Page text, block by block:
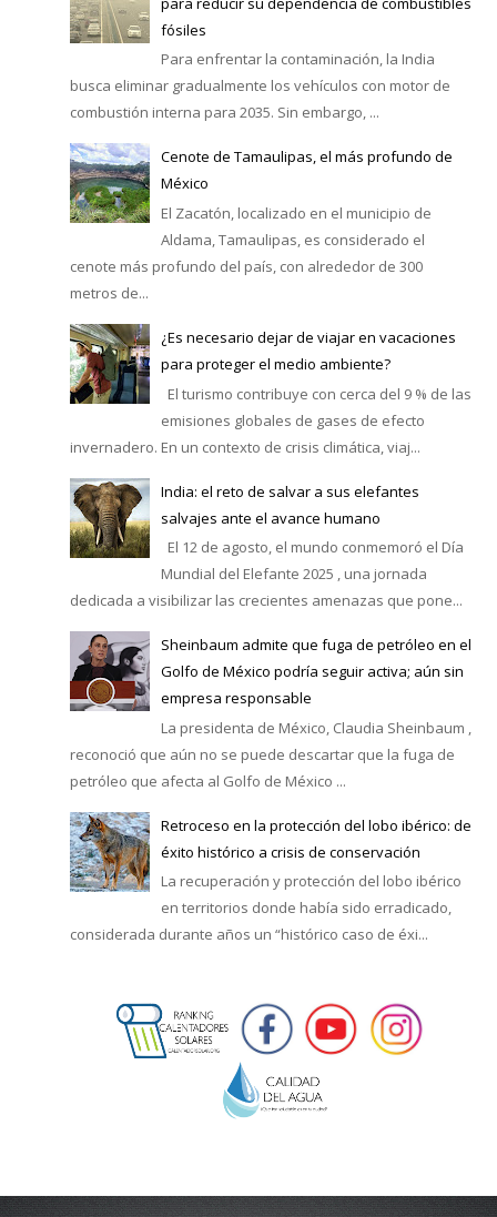
fósiles
Para enfrentar la contaminación, la India
busca eliminar gradualmente los vehículos con motor de
combustión interna para 2035. Sin embargo, ...
Cenote de Tamaulipas, el más profundo de
México
El Zacatón, localizado en el municipio de
Aldama, Tamaulipas, es considerado el
cenote más profundo del país, con alrededor de 300
metros de...
¿Es necesario dejar de viajar en vacaciones
para proteger el medio ambiente?
El turismo contribuye con cerca del 9 % de las
emisiones globales de gases de efecto
invernadero. En un contexto de crisis climática, viaj...
India: el reto de salvar a sus elefantes
salvajes ante el avance humano
El 12 de agosto, el mundo conmemoró el Día
Mundial del Elefante 2025 , una jornada
dedicada a visibilizar las crecientes amenazas que pone...
Sheinbaum admite que fuga de petróleo en el
Golfo de México podría seguir activa; aún sin
empresa responsable
La presidenta de México, Claudia Sheinbaum ,
reconoció que aún no se puede descartar que la fuga de
petróleo que afecta al Golfo de México ...
Retroceso en la protección del lobo ibérico: de
éxito histórico a crisis de conservación
La recuperación y protección del lobo ibérico
en territorios donde había sido erradicado,
considerada durante años un “histórico caso de éxi...